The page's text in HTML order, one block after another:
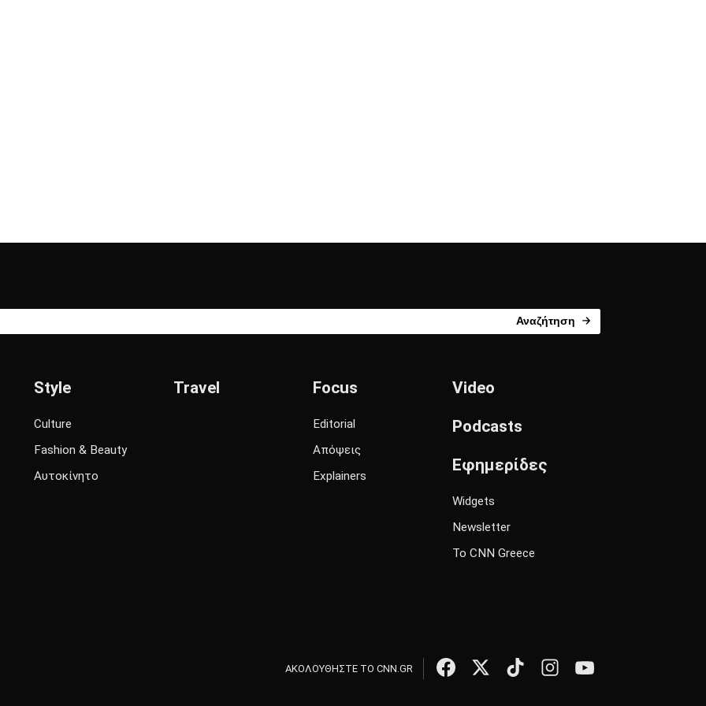
Αναζήτηση
Style
Culture
Fashion & Beauty
Αυτοκίνητο
Travel Focus
Editorial
Απόψεις
Explainers
Video
Podcasts
Εφημερίδες
Widgets
Newsletter
Το CNN Greece
ΑΚΟΛΟΥΘΗΣΤΕ ΤΟ CNN.GR